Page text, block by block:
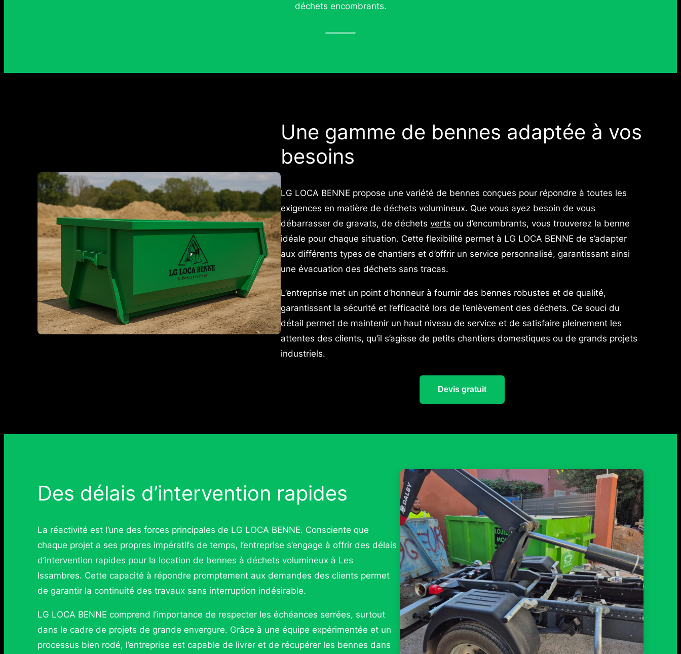
déchets encombrants.
Une gamme de bennes adaptée à vos
besoins
LG LOCA BENNE propose une variété de bennes conçues pour répondre à toutes les
exigences en matière de déchets volumineux. Que vous ayez besoin de vous
débarrasser de gravats, de déchetsverts ou d’encombrants, vous trouverez la benne
idéale pour chaque situation. Cette flexibilité permet à LG LOCA BENNE de s’adapter
aux différents types de chantiers et d’offrir un service personnalisé, garantissant ainsi
une évacuation des déchets sans tracas.
L’entreprise met un point d’honneur à fournir des bennes robustes et de qualité,
garantissant la sécurité et l’efficacité lors de l’enlèvement des déchets. Ce souci du
détail permet de maintenir un haut niveau de service et de satisfaire pleinement les
attentes des clients, qu’il s’agisse de petits chantiers domestiques ou de grands projets
industriels.
Devis gratuit
Des délais d’intervention rapides
La réactivité est l’une des forces principales de LG LOCA BENNE. Consciente que
chaque projet a ses propres impératifs de temps, l’entreprise s’engage à offrir des délais
d’intervention rapides pour la location de bennes à déchets volumineux à Les
Issambres. Cette capacité à répondre promptement aux demandes des clients permet
de garantir la continuité des travaux sans interruption indésirable.
LG LOCA BENNE comprend l’importance de respecter les échéances serrées, surtout
dans le cadre de projets de grande envergure. Grâce à une équipe expérimentée et un
processus bien rodé, l’entreprise est capable de livrer et de récupérer les bennes dans